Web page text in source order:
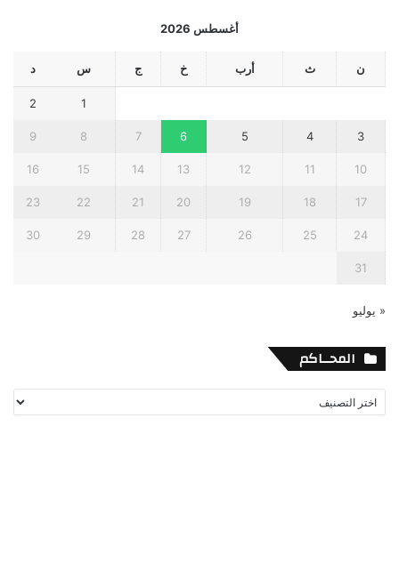
أغسطس 2026
ن ث أرب خ ج س د
1
2
3
4
5
6
7
8
9
10
11
12
13
14
15
16
17
18
19
20
21
22
23
24
25
26
27
28
29
30
31
« يوليو
المحــاكم
المحــاكم